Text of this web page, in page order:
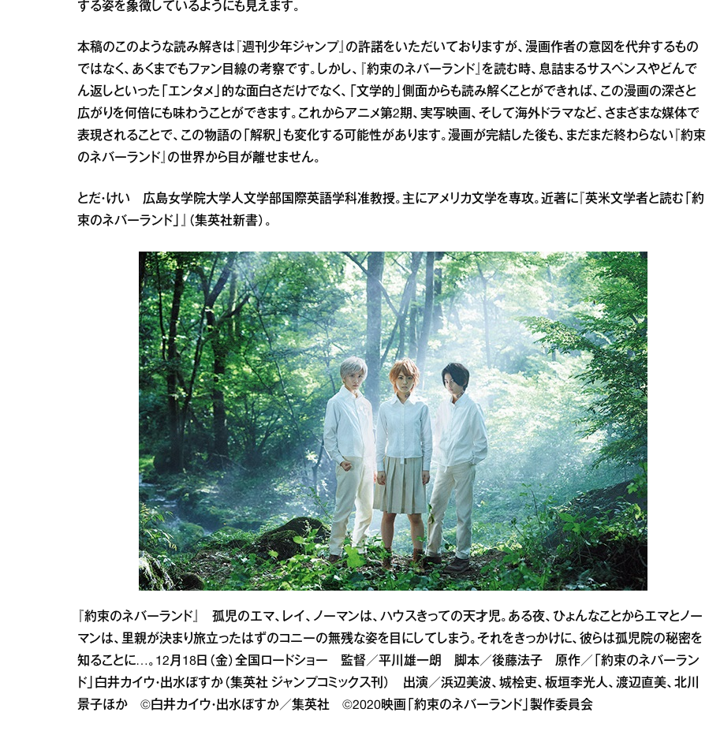
する姿を象徴しているようにも見えます。
本稿のこのような読み解きは『週刊少年ジャンプ』の許諾をいただいておりますが、漫画作者の意図を代弁するもの
ではなく、あくまでもファン目線の考察です。しかし、『約束のネバーランド』を読む時、息詰まるサスペンスやどんで
ん返しといった「エンタメ」的な面白さだけでなく、「文学的」側面からも読み解くことができれば、この漫画の深さと
広がりを何倍にも味わうことができます。これからアニメ第2期、実写映画、そして海外ドラマなど、さまざまな媒体で
表現されることで、この物語の「解釈」も変化する可能性があります。漫画が完結した後も、まだまだ終わらない『約束
のネバーランド』の世界から目が離せません。
とだ・けい 広島女学院大学人文学部国際英語学科准教授。主にアメリカ文学を専攻。近著に『英米文学者と読む「約
束のネバーランド」』（集英社新書）。
『約束のネバーランド』 孤児のエマ、レイ、ノーマンは、ハウスきっての天才児。ある夜、ひょんなことからエマとノー
マンは、里親が決まり旅立ったはずのコニーの無残な姿を目にしてしまう。それをきっかけに、彼らは孤児院の秘密を
知ることに…。12月18日（金）全国ロードショー 監督／平川雄一朗 脚本／後藤法子 原作／「約束のネバーラン
ド」白井カイウ・出水ぽすか（集英社 ジャンプコミックス刊） 出演／浜辺美波、城桧吏、板垣李光人、渡辺直美、北川
景子ほか ©白井カイウ・出水ぽすか／集英社 ©2020映画「約束のネバーランド」製作委員会